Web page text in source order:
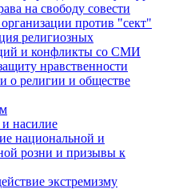
на свободу совести
против "сект"
религиозных
и конфликты со СМИ
нравственности
о религии и обществе
насилие
национальной и
розни и призывы к
экстремизму